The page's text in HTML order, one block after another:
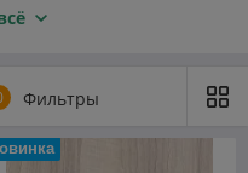
м., 6 штук в упаковке).
Фильтры